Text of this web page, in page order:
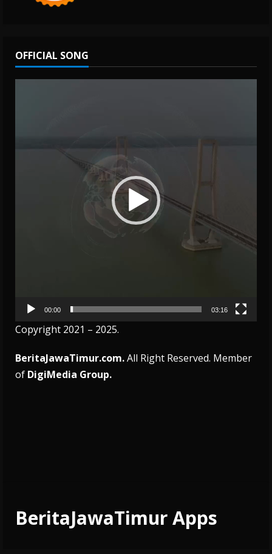
OFFICIAL SONG
00:00 03:16
Copyright 2021 – 2025.
BeritaJawaTimur.com.All Right Reserved. Member
of DigiMedia Group.
BeritaJawaTimur Apps